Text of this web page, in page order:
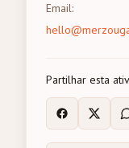
Email:
Partilhar esta